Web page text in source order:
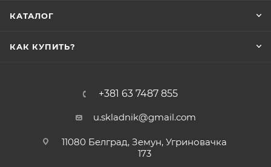
КАТАЛОГ
КАК КУПИТЬ?
+381 63 7487 855
u.skladnik@gmail.com
11080 Белград, Земун, Угриновачка
173